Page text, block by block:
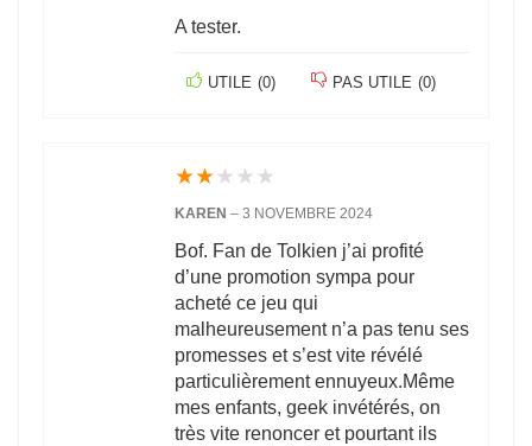
A tester.
UTILE (0) PAS UTILE (0)
★★★ ★ ★
KAREN – 3 NOVEMBRE 2024
Bof. Fan de Tolkien j’ai profité
d’une promotion sympa pour
acheté ce jeu qui
malheureusement n’a pas tenu ses
promesses et s’est vite révélé
particulièrement ennuyeux.Même
mes enfants, geek invétérés, on
très vite renoncer et pourtant ils